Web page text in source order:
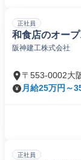
正社員
和食店のオー
阪神建工株式会社
〒553-0002大
月給25万円～
正社員